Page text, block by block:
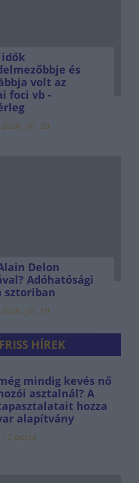
idők
és
volt az
foci vb -
2026. júl. 20.
Delon
Adóhatósági
sztoriban
2026. júl. 19.
FRISS HÍREK
mindig kevés nő
asztalnál? A
hozza
alapítvány
10 perce